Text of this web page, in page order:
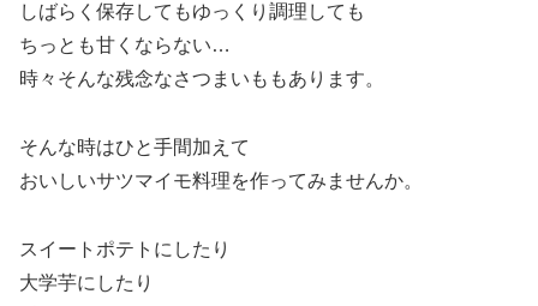
しばらく保存してもゆっくり調理しても
ちっとも甘くならない…
時々そんな残念なさつまいももあります。
そんな時はひと手間加えて
おいしいサツマイモ料理を作ってみませんか。
スイートポテトにしたり
大学芋にしたり